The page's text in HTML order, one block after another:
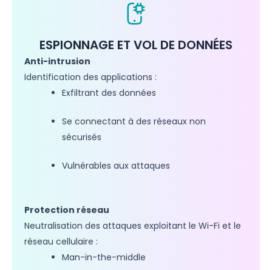
ESPIONNAGE ET VOL DE DONNÉES
Anti-intrusion
Identification des applications :
Exfiltrant des données
Se connectant à des réseaux non
sécurisés
Vulnérables aux attaques
Protection réseau
Neutralisation des attaques exploitant le Wi-Fi et le
réseau cellulaire :
Man-in-the-middle